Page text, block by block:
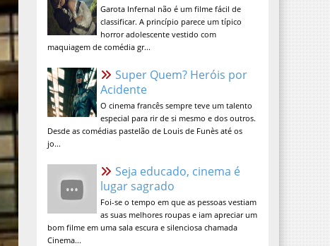
classificar. A princípio parece um típico
horror adolescente vestido com
maquiagem de comédia gr...
Acidente
O cinema francês sempre teve um talento
especial para rir de si mesmo e dos outros.
Desde as comédias pastelão de Louis de Funès até os
jo...
sagrado
Foi-se o tempo em que as pessoas vestiam
as suas melhores roupas e iam apreciar um
bom filme em uma sala escura e silenciosa chamada
Cinema...